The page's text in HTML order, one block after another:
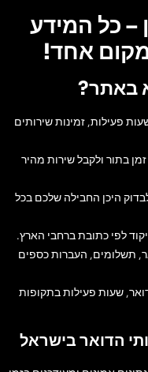
– כל המידע
אחד!
באתר?
פעילות, זמינות שירותים
בתור ולקבל שירות מהיר
היכן החבילה שלכם בכל
לפי כתובת ברחבי הארץ.
תשלומים, העברות כספים
שעות פעילות בתקופות
הדואר בישראל